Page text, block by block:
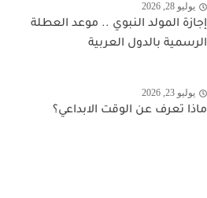
يوليو 28, 2026
إجازة المولد النبوي .. موعد العطلة
الرسمية بالدول العربية
يوليو 23, 2026
ماذا تعرف عن الوقت الابداعي؟